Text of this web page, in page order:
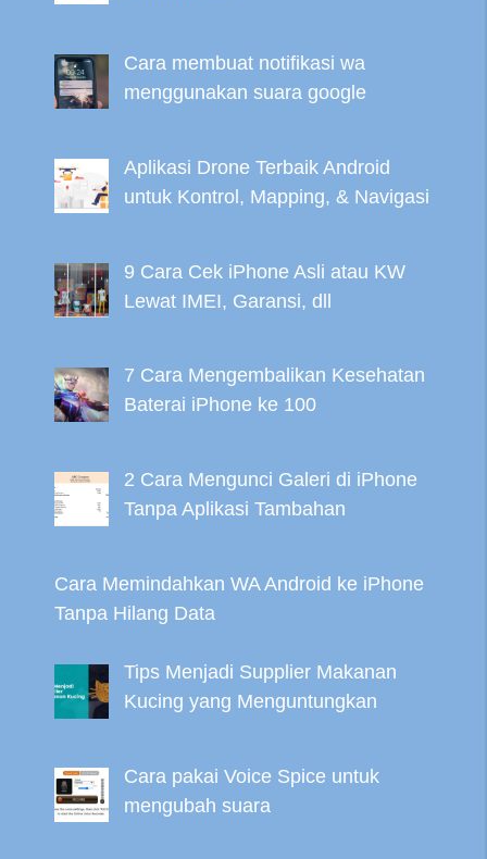
Cara membuat notifikasi wa
menggunakan suara google
Aplikasi Drone Terbaik Android
untuk Kontrol, Mapping, & Navigasi
9 Cara Cek iPhone Asli atau KW
Lewat IMEI, Garansi, dll
7 Cara Mengembalikan Kesehatan
Baterai iPhone ke 100
2 Cara Mengunci Galeri di iPhone
Tanpa Aplikasi Tambahan
Cara Memindahkan WA Android ke iPhone
Tanpa Hilang Data
Tips Menjadi Supplier Makanan
Kucing yang Menguntungkan
Cara pakai Voice Spice untuk
mengubah suara